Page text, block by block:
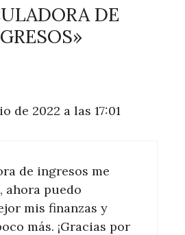
DE
de 2022 a las 17:01
de ingresos me
ahora puedo
mis finanzas y
más. ¡Gracias por